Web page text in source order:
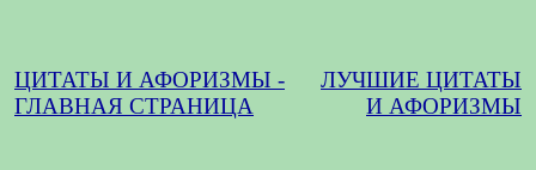
ЦИТАТЫ И АФОРИЗМЫ -
ГЛАВНАЯ СТРАНИЦА
ЛУЧШИЕ ЦИТАТЫ
И АФОРИЗМЫ